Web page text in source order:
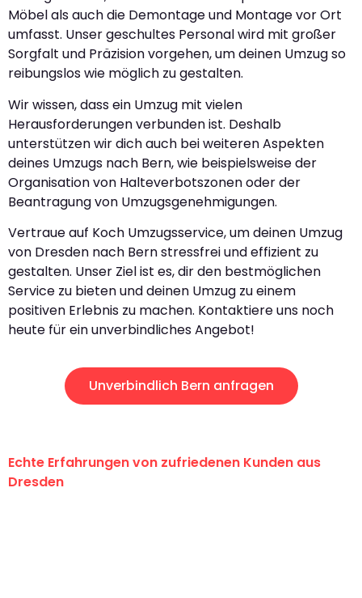
Möbel als auch die Demontage und Montage vor Ort
umfasst. Unser geschultes Personal wird mit großer
Sorgfalt und Präzision vorgehen, um deinen Umzug so
reibungslos wie möglich zu gestalten.
Wir wissen, dass ein Umzug mit vielen
Herausforderungen verbunden ist. Deshalb
unterstützen wir dich auch bei weiteren Aspekten
deines Umzugs nach Bern, wie beispielsweise der
Organisation von Halteverbotszonen oder der
Beantragung von Umzugsgenehmigungen.
Vertraue auf Koch Umzugsservice, um deinen Umzug
von Dresden nach Bern stressfrei und effizient zu
gestalten. Unser Ziel ist es, dir den bestmöglichen
Service zu bieten und deinen Umzug zu einem
positiven Erlebnis zu machen. Kontaktiere uns noch
heute für ein unverbindliches Angebot!
Unverbindlich Bern anfragen
Echte Erfahrungen von zufriedenen Kunden aus
Dresden